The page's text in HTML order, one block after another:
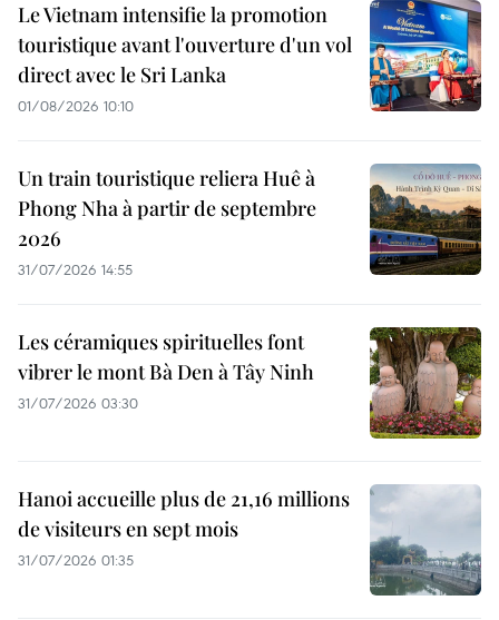
Le Vietnam intensifie la promotion
touristique avant l'ouverture d'un vol
direct avec le Sri Lanka
01/08/2026 10:10
Un train touristique reliera Huê à
Phong Nha à partir de septembre
2026
31/07/2026 14:55
Les céramiques spirituelles font
vibrer le mont Bà Den à Tây Ninh
31/07/2026 03:30
Hanoi accueille plus de 21,16 millions
de visiteurs en sept mois ​
31/07/2026 01:35